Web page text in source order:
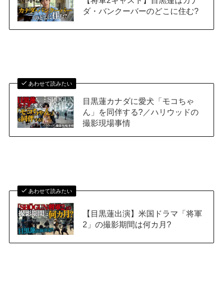
ダ・バンクーバーのどこに住む?
あわせて読みたい
目黒蓮カナダに愛犬「モコちゃ
ん」を同伴する?／ハリウッドの
撮影現場事情
あわせて読みたい
【目黒蓮出演】米国ドラマ「将軍
2」の撮影期間は何カ月?